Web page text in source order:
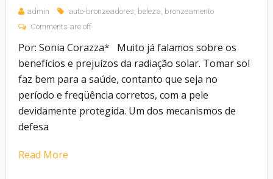
admin auto-bronzeadores, beleza, bronzeamento
Comments are off
Por: Sonia Corazza* Muito já falamos sobre os
benefícios e prejuízos da radiação solar. Tomar sol
faz bem para a saúde, contanto que seja no
período e freqüência corretos, com a pele
devidamente protegida. Um dos mecanismos de
defesa
Read More